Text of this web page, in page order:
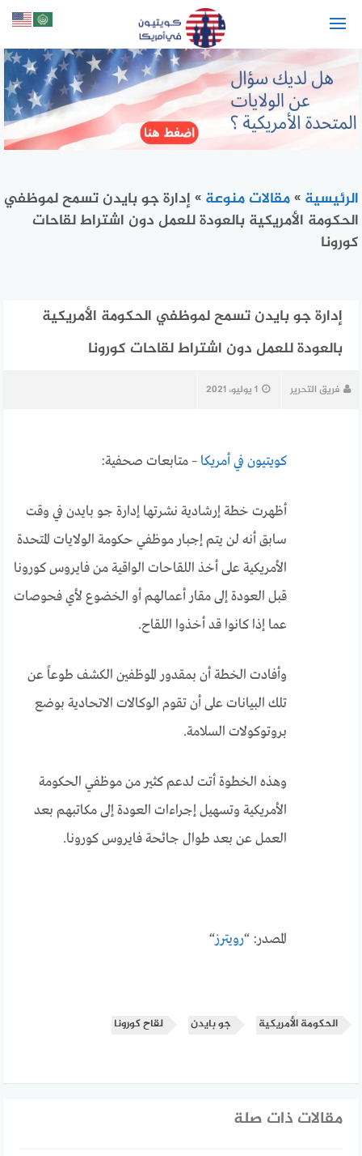
الرئيسية »مقالات منوعة » إدارة جو بايدن تسمح لموظفي
الحكومة الأمريكية بالعودة للعمل دون اشتراط لقاحات
كورونا
إدارة جو بايدن تسمح لموظفي الحكومة الأمريكية
بالعودة للعمل دون اشتراط لقاحات كورونا
فريق التحرير 1 يوليو، 2021
كويتيون في أمريكا – متابعات صحفية:
أظهرت خطة إرشادية نشرتها إدارة جو بايدن في وقت
سابق أنه لن يتم إجبار موظفي حكومة الولايات المتحدة
الأمريكية على أخذ اللقاحات الواقية من فايروس كورونا
قبل العودة إلى مقار أعمالهم أو الخضوع لأي فحوصات
عما إذا كانوا قد أخذوا اللقاح.
وأفادت الخطة أن بمقدور الموظفين الكشف طوعاً عن
تلك البيانات على أن تقوم الوكالات الاتحادية بوضع
بروتوكولات السلامة.
وهذه الخطوة أتت لدعم كثير من موظفي الحكومة
الأمريكية وتسهيل إجراءات العودة إلى مكاتبهم بعد
العمل عن بعد طوال جائحة فايروس كورونا.
المصدر: “رويترز“
الحكومة الأمريكية جو بايدن لقاح كورونا
مقالات ذات صلة